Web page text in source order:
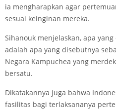
ia mengharapkan agar
sesuai keinginan mereka.
Sihanouk menjelaskan, apa
adalah apa yang disebutnya
Negara Kampuchea yang
bersatu.
Dikatakannya juga bahwa
fasilitas bagi terlaksananya